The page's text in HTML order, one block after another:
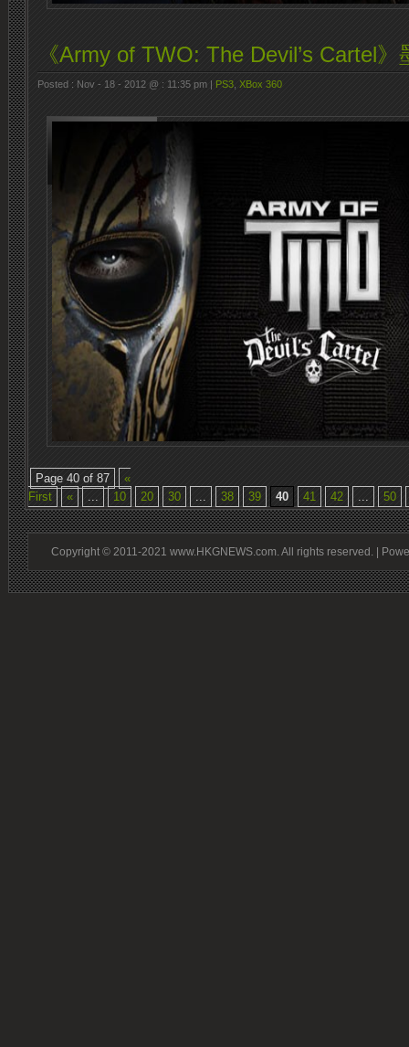
《Army of TWO: The Devil’s Cartel
Posted : Nov - 18 - 2012 @ : 11:35 pm | PS3 XBox 360
Page 40 of 87
«
First
« ... 10 20 30 ... 38 39 40 41 42 ... 50
Copyright © 2011-2021 www.HKGNEWS.com. All rights reserved. |